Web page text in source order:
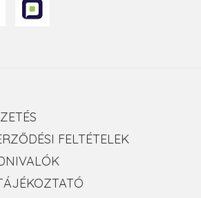
FELTÉTELEK